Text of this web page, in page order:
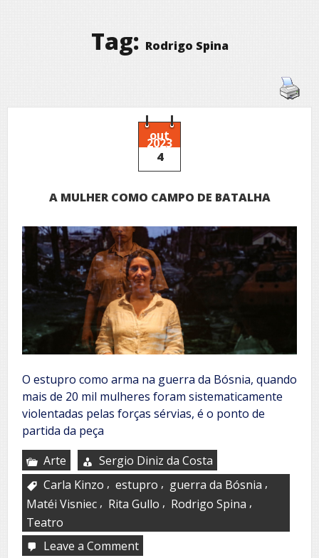
Tag: Rodrigo Spina
out
2023
4
A MULHER COMO CAMPO DE BATALHA
O estupro como arma na guerra da Bósnia, quando
mais de 20 mil mulheres foram sistematicamente
violentadas pelas forças sérvias, é o ponto de
partida da peça
Arte
Sergio Diniz da Costa
Carla Kinzo , estupro , guerra da Bósnia ,
Matéi Visniec , Rita Gullo , Rodrigo Spina ,
Teatro
Leave a Commenton